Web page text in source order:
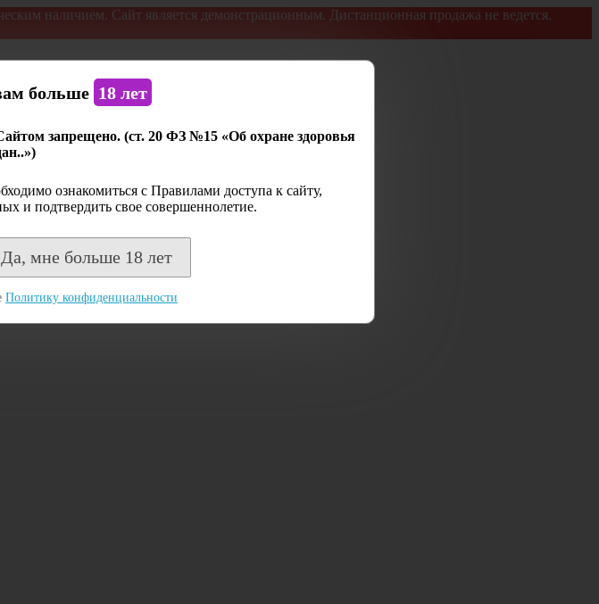
наличием. Сайт является демонстрационным. Дистанционная продажа не ведется.
больше 18 лет
запрещено. (ст. 20 ФЗ №15 «Об охране здоровья
ознакомиться с Правилами доступа к сайту,
и подтвердить свое совершеннолетие.
Да, мне больше 18 лет
Политику конфиденциальности